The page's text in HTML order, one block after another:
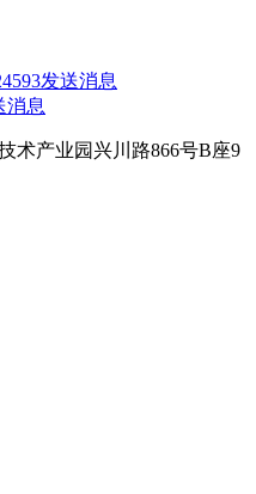
术产业园兴川路866号B座9